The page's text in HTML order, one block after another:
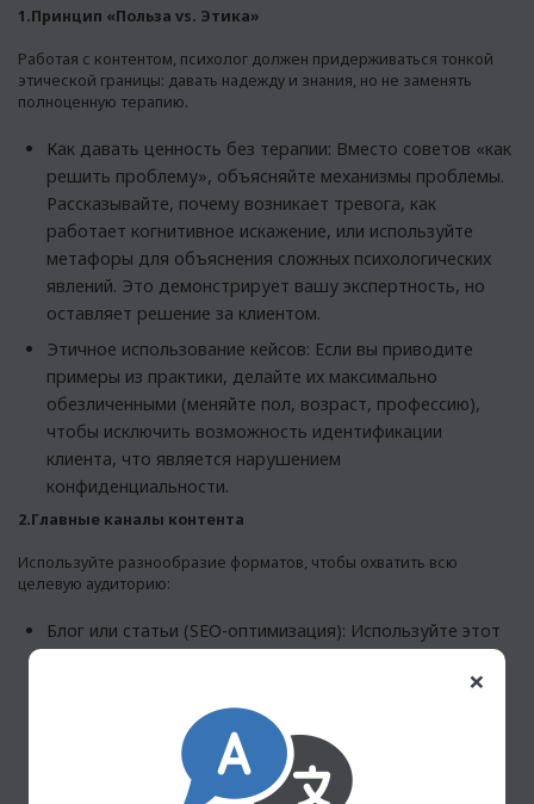
1.Принцип «Польза vs. Этика»
Работая с контентом, психолог должен придерживаться тонкой
этической границы: давать надежду и знания, но не заменять
полноценную терапию.
Как давать ценность без терапии: Вместо советов «как
решить проблему», объясняйте механизмы проблемы.
Рассказывайте, почему возникает тревога, как
работает когнитивное искажение, или используйте
метафоры для объяснения сложных психологических
явлений. Это демонстрирует вашу экспертность, но
оставляет решение за клиентом.
Этичное использование кейсов: Если вы приводите
примеры из практики, делайте их максимально
обезличенными (меняйте пол, возраст, профессию),
чтобы исключить возможность идентификации
клиента, что является нарушением
конфиденциальности.
2.Главные каналы контента
Используйте разнообразие форматов, чтобы охватить всю
целевую аудиторию:
Блог или статьи (SEO-оптимизация): Используйте этот
прямые запросы аудитории («как справиться с
панической атакой», «признаки эмоционального
выгорания»). Это привлекает органический трафик из
поисковых систем.
×